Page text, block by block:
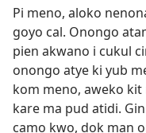
Pi meno, aloko
goyo cal. Onongo
pien akwano i cukul
onongo atye ki yub
kom meno, aweko
kare ma pud atidi.
camo kwo, dok man